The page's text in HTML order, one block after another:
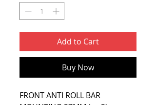
Add to Cart
Buy Now
FRONT ANTI ROLL BAR